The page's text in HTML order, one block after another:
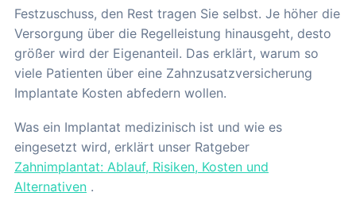
Festzuschuss, den Rest tragen Sie selbst. Je höher die
Versorgung über die Regelleistung hinausgeht, desto
größer wird der Eigenanteil. Das erklärt, warum so
viele Patienten über eine Zahnzusatzversicherung
Implantate Kosten abfedern wollen.
Was ein Implantat medizinisch ist und wie es
eingesetzt wird, erklärt unser Ratgeber
Zahnimplantat: Ablauf, Risiken, Kosten und
Alternativen .